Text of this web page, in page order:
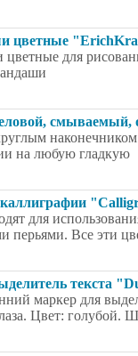
цветные
для
смываемый,
на любую гладкую
для
перьями. Все эти
текста
маркер для
Цвет: голубой.